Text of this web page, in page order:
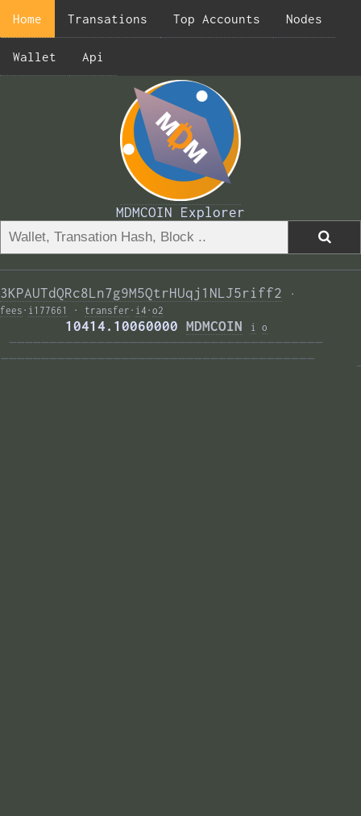
Home Transations Top Accounts Nodes
Wallet Api
MDMCOIN Explorer
3KPAUTdQRc8Ln7g9M5QtrHUqj1NLJ5riff2
·
fees · i177661 · transfer · i4 · o2
        10414.10060000
MDMCOIN i o
———————————————————————————————————————
———————————————————————————————————————